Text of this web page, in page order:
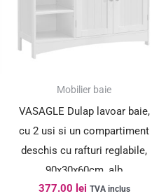
Mobilier baie
VASAGLE Dulap lavoar baie,
cu 2 usi si un compartiment
deschis cu rafturi reglabile,
90x30x60cm, alb
377.00 lei TVA inclus